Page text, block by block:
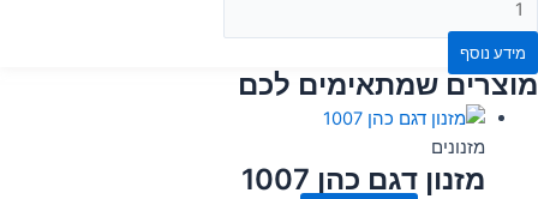
מידע נוסף
מוצרים שמתאימים לכם
מזנונים
מזנון דגם כהן 1007